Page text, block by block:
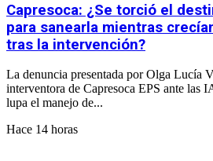
Capresoca: ¿Se torció el
para sanearla mientras
tras la intervención?
La denuncia presentada por Olga Lucía
interventora de Capresoca EPS ante las
lupa el manejo de...
Hace 14 horas